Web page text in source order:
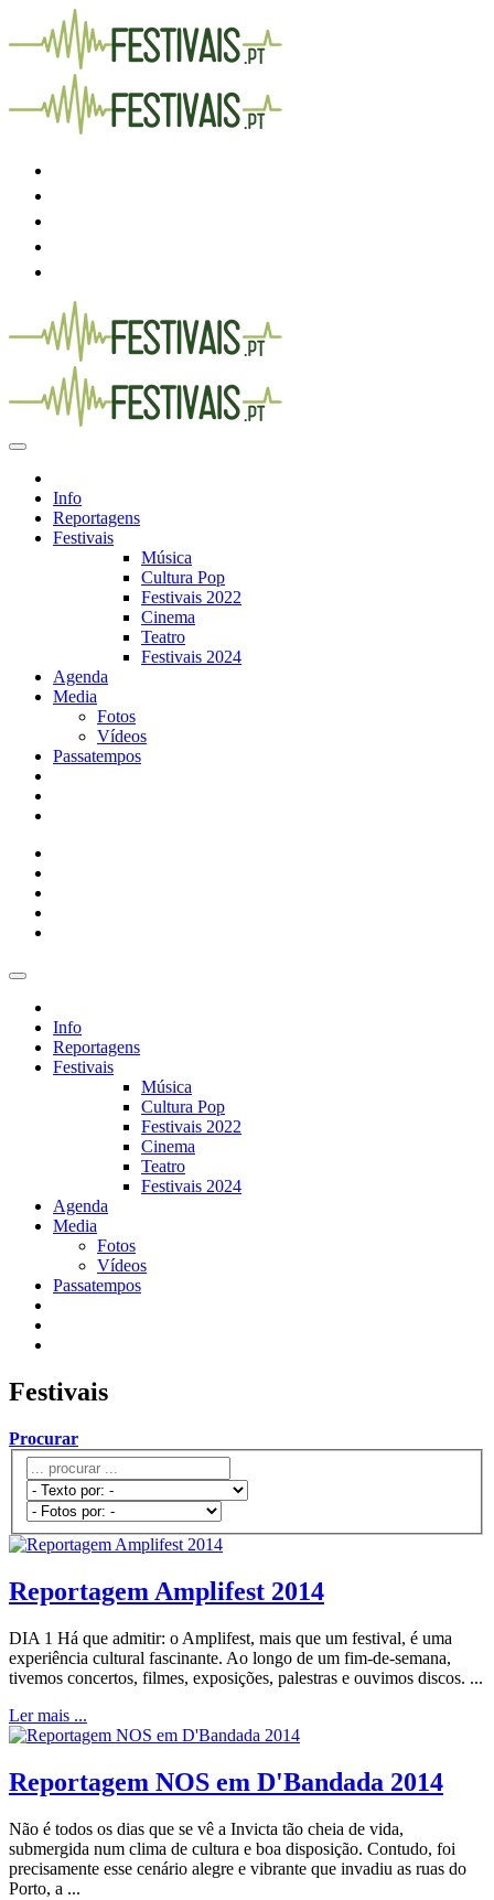
Info
Reportagens
Festivais
Música
Cultura Pop
Festivais 2022
Cinema
Teatro
Festivais 2024
Agenda
Media
Fotos
Vídeos
Passatempos
Info
Reportagens
Festivais
Música
Cultura Pop
Festivais 2022
Cinema
Teatro
Festivais 2024
Agenda
Media
Fotos
Vídeos
Passatempos
Festivais
Procurar
Reportagem Amplifest 2014
DIA 1 Há que admitir: o Amplifest, mais que um festival, é uma
experiência cultural fascinante. Ao longo de um fim-de-semana,
tivemos concertos, filmes, exposições, palestras e ouvimos discos. ...
Ler mais ...
Reportagem NOS em D'Bandada 2014
Não é todos os dias que se vê a Invicta tão cheia de vida,
submergida num clima de cultura e boa disposição. Contudo, foi
precisamente esse cenário alegre e vibrante que invadiu as ruas do
Porto, a ...